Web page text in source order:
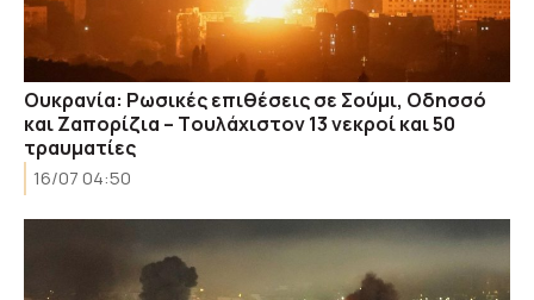
Ουκρανία: Ρωσικές επιθέσεις σε Σούμι, Οδησσό
και Ζαπορίζια – Tουλάχιστον 13 νεκροί και 50
τραυματίες
16/07 04:50